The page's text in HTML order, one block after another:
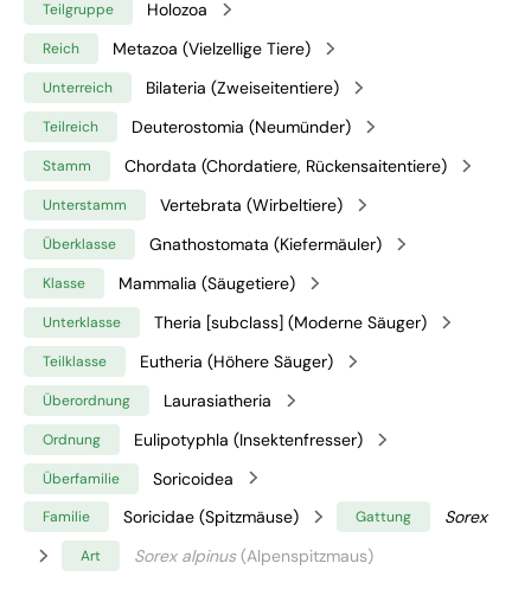
Teilgruppe Holozoa
Reich Metazoa (Vielzellige Tiere)
Unterreich Bilateria (Zweiseitentiere)
Teilreich Deuterostomia (Neumünder)
Stamm Chordata (Chordatiere, Rückensaitentiere)
Unterstamm Vertebrata (Wirbeltiere)
Überklasse Gnathostomata (Kiefermäuler)
Klasse Mammalia (Säugetiere)
Unterklasse Theria [subclass] (Moderne Säuger)
Teilklasse Eutheria (Höhere Säuger)
Überordnung Laurasiatheria
Ordnung Eulipotyphla (Insektenfresser)
Überfamilie Soricoidea
Familie Soricidae (Spitzmäuse) Gattung Sorex
Art Sorex alpinus(Alpenspitzmaus)